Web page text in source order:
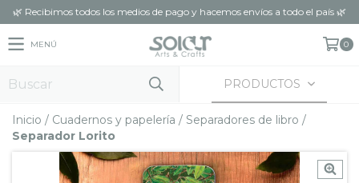
🌿 Recibimos todos los medios de pago y hacemos envíos a todo el país 🌿
MENÚ 0
PRODUCTOS
Inicio / Cuadernos y papelería / Separadores de libro /
Separador Lorito